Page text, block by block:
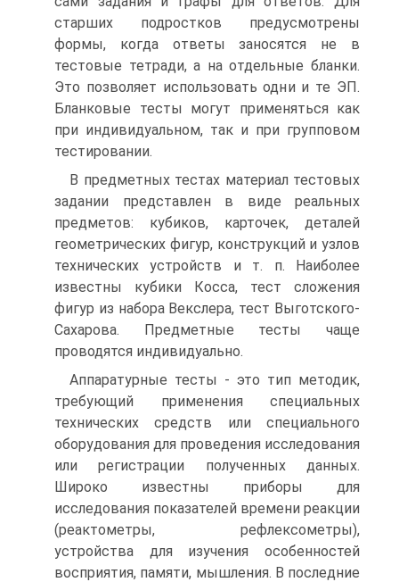
старших подростков предусмотрены
формы, когда ответы заносятся не в
тестовые тетради, а на отдельные бланки.
Это позволяет использовать одни и те ЭП.
Бланковые тесты могут применяться как
при индивидуальном, так и при групповом
тестировании.
В предметных тестах материал тестовых
задании представлен в виде реальных
предметов: кубиков, карточек, деталей
геометрических фигур, конструкций и узлов
технических устройств и т. п. Наиболее
известны кубики Косса, тест сложения
фигур из набора Векслера, тест Выготского-
Сахарова. Предметные тесты чаще
проводятся индивидуально.
Аппаратурные тесты - это тип методик,
требующий применения специальных
технических средств или специального
оборудования для проведения исследования
или регистрации полученных данных.
Широко известны приборы для
исследования показателей времени реакции
(реактометры, рефлексометры),
устройства для изучения особенностей
восприятия, памяти, мышления. В последние